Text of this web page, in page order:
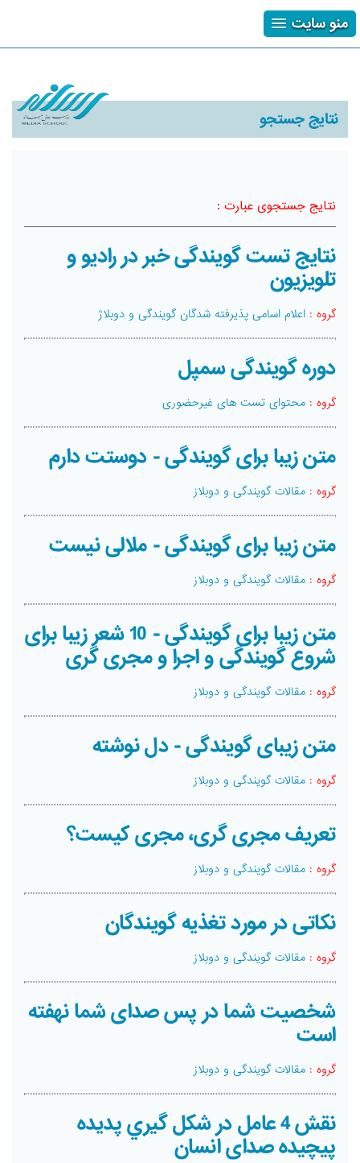
منو سایت
نتایج جستجو
نتایج جستجوی عبارت :
نتایج تست گویندگی خبر در رادیو و
تلویزیون
گروه : اعلام اسامی پذیرفته شدگان گویندگی و دوبلاژ
دوره گویندگی سمپل
گروه : محتوای تست های غیرحضوری
متن زیبا برای گویندگی - دوستت دارم
گروه : مقالات گویندگی و دوبلاز
متن زیبا برای گویندگی - ملالی نیست
گروه : مقالات گویندگی و دوبلاز
متن زیبا برای گویندگی - 10 شعر زیبا برای
شروع گویندگی و اجرا و مجری گری
گروه : مقالات گویندگی و دوبلاز
متن زیبای گویندگی - دل نوشته
گروه : مقالات گویندگی و دوبلاز
تعریف مجری گری، مجری کیست؟
گروه : مقالات گویندگی و دوبلاز
نکاتی در مورد تغذیه گویندگان
گروه : مقالات گویندگی و دوبلاز
شخصیت شما در پس صدای شما نهفته
است
گروه : مقالات گویندگی و دوبلاز
نقش 4 عامل در شکل گيري پديده
پيچيده صدای انسان